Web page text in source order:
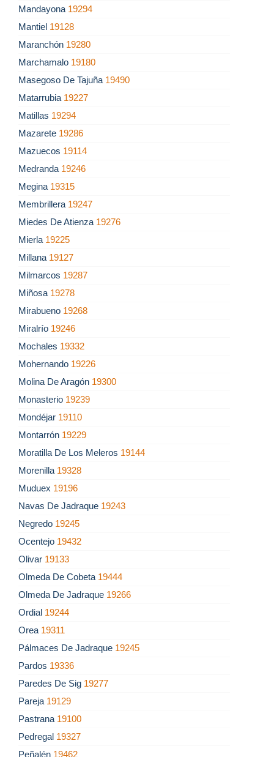
Mandayona 19294
Mantiel 19128
Maranchón 19280
Marchamalo 19180
Masegoso De Tajuña 19490
Matarrubia 19227
Matillas 19294
Mazarete 19286
Mazuecos 19114
Medranda 19246
Megina 19315
Membrillera 19247
Miedes De Atienza 19276
Mierla 19225
Millana 19127
Milmarcos 19287
Miñosa 19278
Mirabueno 19268
Miralrío 19246
Mochales 19332
Mohernando 19226
Molina De Aragón 19300
Monasterio 19239
Mondéjar 19110
Montarrón 19229
Moratilla De Los Meleros 19144
Morenilla 19328
Muduex 19196
Navas De Jadraque 19243
Negredo 19245
Ocentejo 19432
Olivar 19133
Olmeda De Cobeta 19444
Olmeda De Jadraque 19266
Ordial 19244
Orea 19311
Pálmaces De Jadraque 19245
Pardos 19336
Paredes De Sig 19277
Pareja 19129
Pastrana 19100
Pedregal 19327
Peñalén 19462